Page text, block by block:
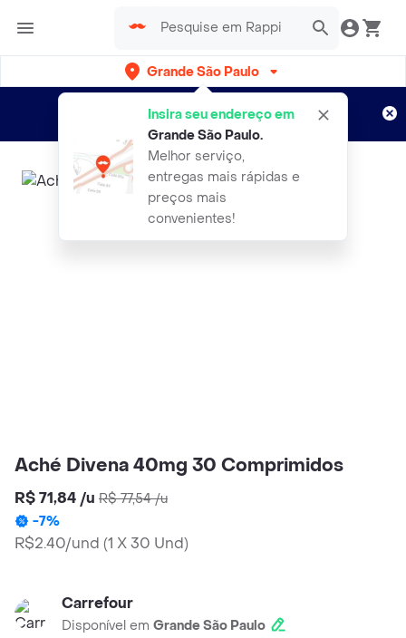
Grande São Paulo
Insira seu endereço em
Grande São Paulo.
Melhor serviço,
entregas mais rápidas e
preços mais
convenientes!
Entregas grátis por 15 dias!
Aplicam T&C
Aché Divena 40mg 30 Comprimidos
R$ 71,84 /u R$ 77,54/u
-7%
R$2.40/und (1 X 30 Und)
Carrefour
Disponível em Grande São Paulo